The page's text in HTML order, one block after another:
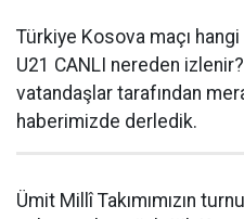
Türkiye Kosova maçı
U21 CANLI nereden
vatandaşlar tarafından
haberimizde derledik.
Ümit Millî Takımımızın